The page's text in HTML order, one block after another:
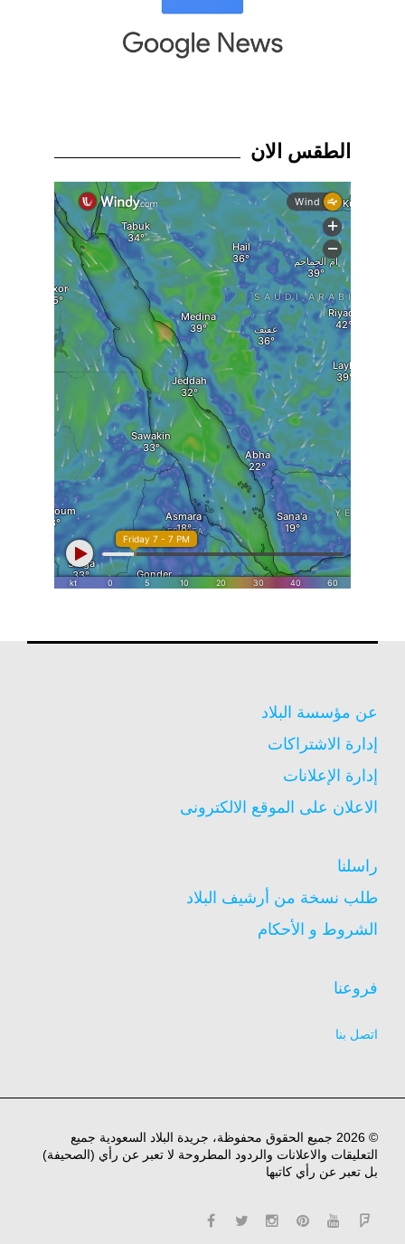
الطقس الان
عن مؤسسة البلاد
إدارة الاشتراكات
إدارة الإعلانات
الاعلان على الموقع الالكترونى
راسلنا
طلب نسخة من أرشيف البلاد
الشروط و الأحكام
فروعنا
اتصل بنا
© 2026 جميع الحقوق محفوظة، جريدة البلاد السعودية جميع
التعليقات والاعلانات والردود المطروحة لا تعبر عن رأي (الصحيفة)
بل تعبر عن رأي كاتبها